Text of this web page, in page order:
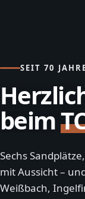
SEIT 70
beim
Sechs
mit Aussicht –
Weißbach,